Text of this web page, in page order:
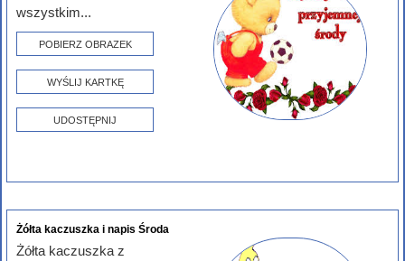
wszystkim...
POBIERZ OBRAZEK
WYŚLIJ KARTKĘ
UDOSTĘPNIJ
Żółta kaczuszka i napis Środa
Żółta kaczuszka z